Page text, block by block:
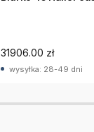
31906.00 zł
wysyłka: 28-49 dni